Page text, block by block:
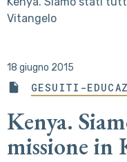
Vitangelo
18 giugno 2015
GESUITI-
Kenya.
missione in